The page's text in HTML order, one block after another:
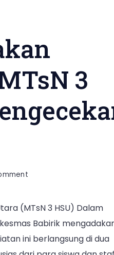
3
Adakan
Skrining
Kesehatan
(MTsN 3 HSU) Dalam
Babirik
ini berlangsung di dua